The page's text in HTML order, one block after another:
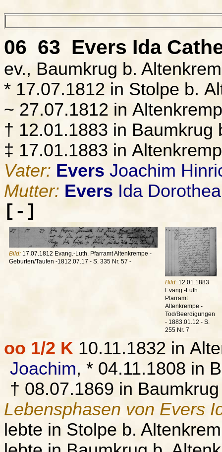
06 63 Evers Ida
ev., Baumkrug b.
* 17.07.1812 in Stolpe b.
~ 27.07.1812 in
† 12.01.1883 in Baumkrug
‡ 17.01.1883 in
Vater: Evers Joachim
Mutter: Evers Ida Dorothea
[-]
Bild: 17.07.1812 Evang.-Luth. Pfarramt Altenkrempe -
Geburten/Taufen -1812.07.17 - S. 335 Nr. 57 -
Bild: 12.01.1883
Evang.-Luth.
Pfarramt
Altenkrempe -
Tod/Beerdigungen
- 1883.01.12 - S.
255 Nr. 7
oo 1/2 K 10.11.1832 in
Joachim, * 04.11.1808 in
† 08.07.1869 in
Lebensphasen von Evers
lebte in Stolpe b.